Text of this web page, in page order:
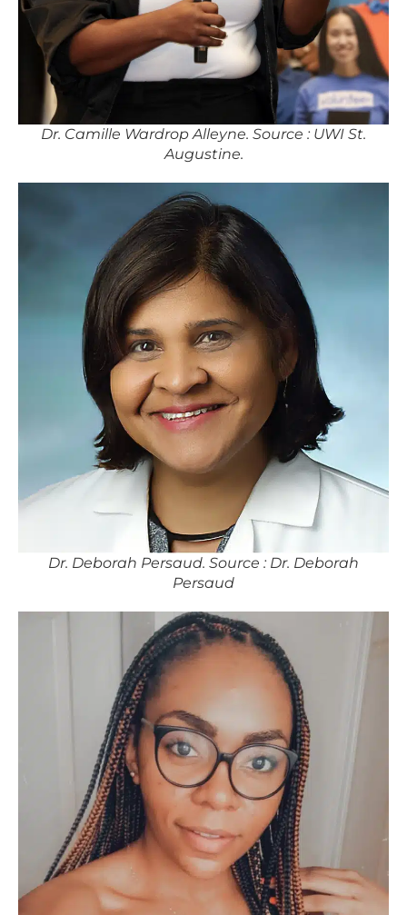
Dr. Camille Wardrop Alleyne. Source : UWI St.
Augustine.
Dr. Deborah Persaud. Source : Dr. Deborah
Persaud